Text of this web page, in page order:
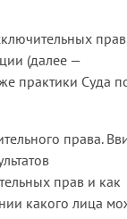
(далее —
практики Суда
права.
прав и как
какого лица